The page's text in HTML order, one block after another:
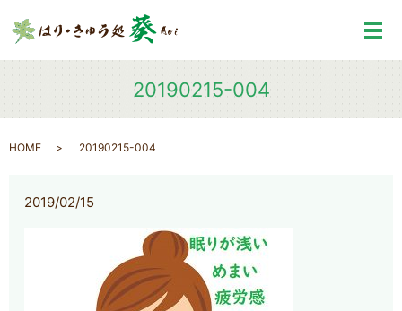
メ
20190215-004
HOME 20190215-004
2019/02/15